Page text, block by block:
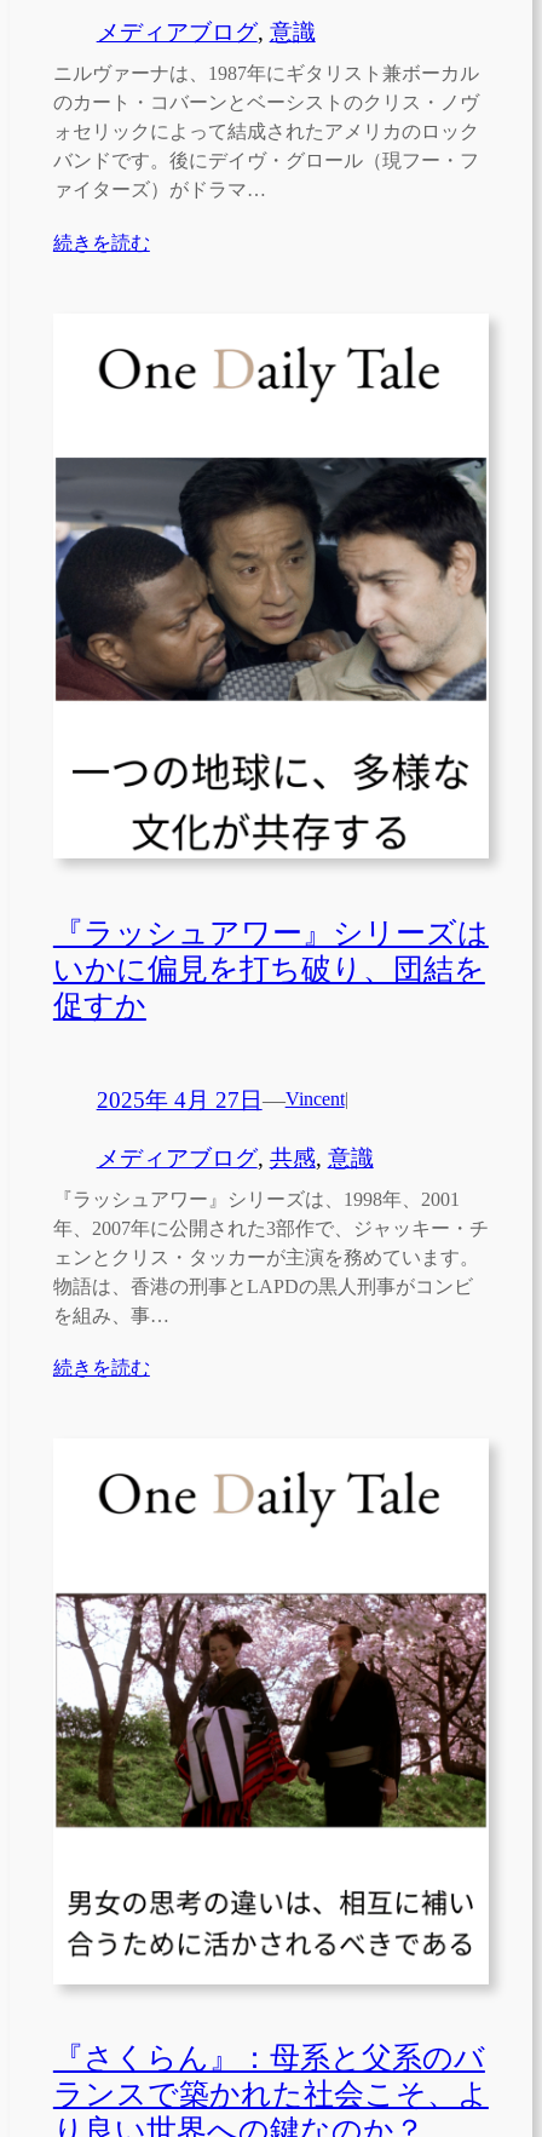
メディアブログ, 意識
ニルヴァーナは、1987年にギタリスト兼ボーカル
のカート・コバーンとベーシストのクリス・ノヴ
ォセリックによって結成されたアメリカのロック
バンドです。後にデイヴ・グロール（現フー・フ
ァイターズ）がドラマ…
続きを読む
『ラッシュアワー』シリーズは
いかに偏見を打ち破り、団結を
促すか
2025年 4月 27日—Vincent|
メディアブログ, 共感, 意識
『ラッシュアワー』シリーズは、1998年、2001
年、2007年に公開された3部作で、ジャッキー・チ
ェンとクリス・タッカーが主演を務めています。
物語は、香港の刑事とLAPDの黒人刑事がコンビ
を組み、事…
続きを読む
『さくらん』：母系と父系のバ
ランスで築かれた社会こそ、よ